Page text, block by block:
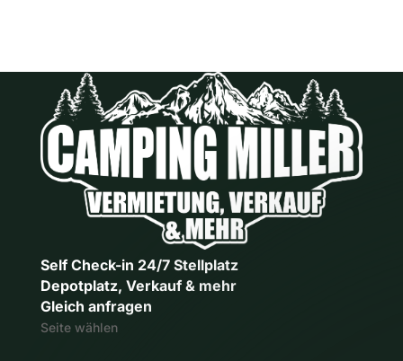
Self Check-in 24/7 Stellplatz
Depotplatz, Verkauf & mehr
Gleich anfragen
Seite wählen